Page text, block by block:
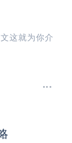
这就为你介